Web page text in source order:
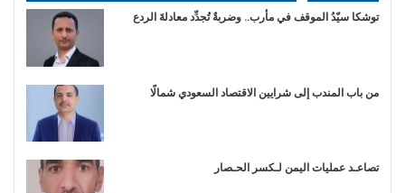
توشكا سيّدُ الموقف في مأرب.. وضربةٌ تُجدِّد معادلةَ الردع
من باب المندب إلى شرايين الاقتصاد السعودي شمالًا
تصاعـد عمليات اليمن لـكسر الحـصار